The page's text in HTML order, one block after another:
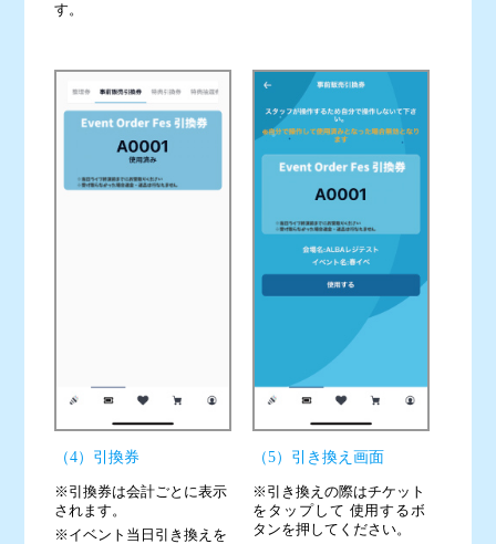
す。
（4）引換券
※引換券は会計ごとに表示
されます。
※イベント当日引き換えを
（5）引き換え画面
※引き換えの際はチケット
をタップして 使用するボ
タンを押してください。